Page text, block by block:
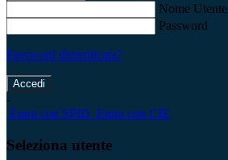
Nome Utente
Password
Password dimenticata?
-
Entra con SPID Entra con CIE
Seleziona utente